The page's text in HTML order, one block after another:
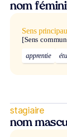
nom
Sens
[Sens
apprentie
stagiaire
nom